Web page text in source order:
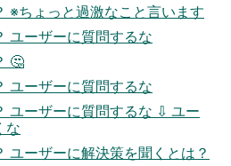
※ちょっと過激なこと言います
ユーザーに質問するな
🤔
ユーザーに質問するな
ユーザーに質問するな ⇩ ユー
な
ユーザーに解決策を聞くとは？